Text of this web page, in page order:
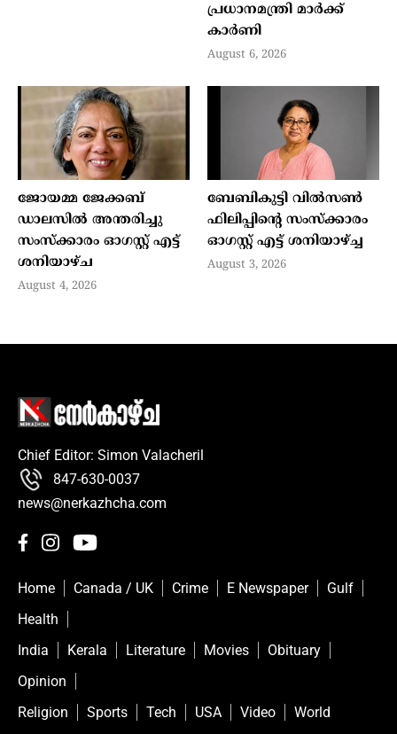
പ്രധാനമന്ത്രി മാര്‍ക്ക്
കാര്‍ണി
August 6, 2026
ജോയമ്മ ജേക്കബ്
ഡാലസില്‍ അന്തരിച്ചു
സംസ്‌ക്കാരം ഓഗസ്റ്റ് എട്ട്
ശനിയാഴ്ച
August 4, 2026
ബേബികുട്ടി വില്‍സണ്‍
ഫിലിപ്പിന്റെ സംസ്‌ക്കാരം
ഓഗസ്റ്റ് എട്ട് ശനിയാഴ്ച്ച
August 3, 2026
Chief Editor: Simon Valacheril
847-630-0037
news@nerkazhcha.com
Home Canada / UK Crime E Newspaper
Gulf
Health
India
Kerala Literature Movies
Obituary
Opinion
Religion
Sports Tech USA Video World